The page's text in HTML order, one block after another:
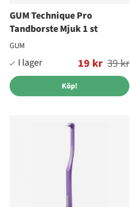
GUM Technique Pro
Tandborste Mjuk 1 st
GUM
19 kr
Ordinarie pris: 39 kr
Köp!